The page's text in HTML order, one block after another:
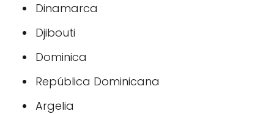
Dinamarca
Djibouti
Dominica
República Dominicana
Argelia